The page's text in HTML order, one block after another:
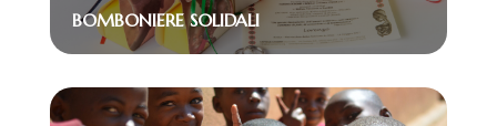
BOMBONIERE SOLIDALI